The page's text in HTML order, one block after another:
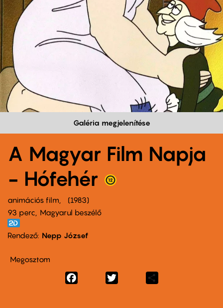
Galéria megjelenítése
A Magyar Film Napja
- Hófehér
animációs film
1983
93 perc,
Magyarul beszélő
Rendező Nepp József
Megosztom
Facebook